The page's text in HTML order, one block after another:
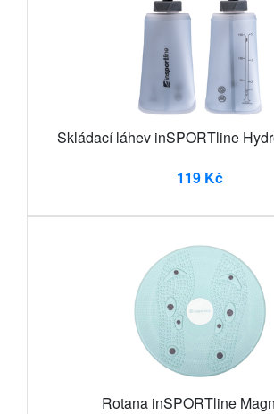
Skládací láhev inSPORTline
119 Kč
Rotana inSPORTline